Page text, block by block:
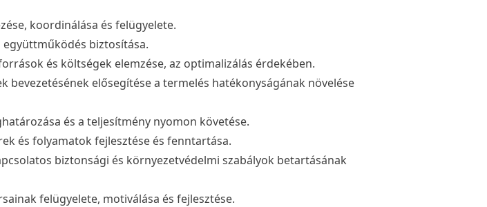
koordinálása és felügyelete.
biztosítása.
és költségek elemzése, az optimalizálás érdekében.
bevezetésének elősegítése a termelés hatékonyságának növelése
és a teljesítmény nyomon követése.
és folyamatok fejlesztése és fenntartása.
biztonsági és környezetvédelmi szabályok betartásának
felügyelete, motiválása és fejlesztése.